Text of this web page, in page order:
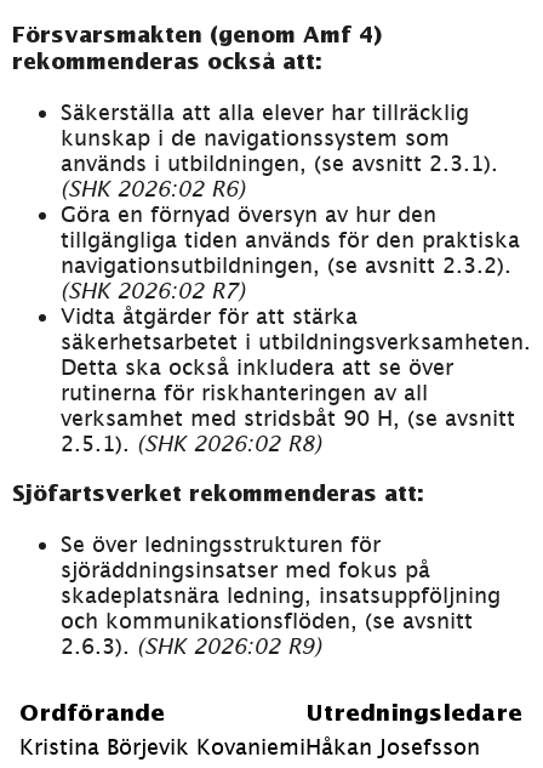
Försvarsmakten (genom Amf 4)
rekommenderas också att:
Säkerställa att alla elever har tillräcklig
kunskap i de navigationssystem som
(SHK 2026:02 R6)
Göra en förnyad översyn av hur den
tillgängliga tiden används för den praktiska
(SHK 2026:02 R7)
Vidta åtgärder för att stärka
säkerhetsarbetet i utbildningsverksamheten.
Detta ska också inkludera att se över
rutinerna för riskhanteringen av all
verksamhet med stridsbåt 90 H, (se avsnitt
2.5.1). (SHK 2026:02 R8)
Sjöfartsverket rekommenderas att:
Se över ledningsstrukturen för
sjöräddningsinsatser med fokus på
skadeplatsnära ledning, insatsuppföljning
och kommunikationsflöden, (se avsnitt
2.6.3). (SHK 2026:02 R9)
Ordförande
Kristina Börjevik Kovaniemi
Utredningsledare
Håkan Josefsson